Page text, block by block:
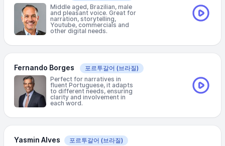
Middle aged, Brazilian, male
and pleasant voice. Great for
narration, storytelling,
Youtube, commercials and
other digital needs.
Fernando Borges 포르투갈어 (브라질)
Perfect for narratives in
fluent Portuguese, it adapts
to different needs, ensuring
clarity and involvement in
each word.
Yasmin Alves 포르투갈어 (브라질)